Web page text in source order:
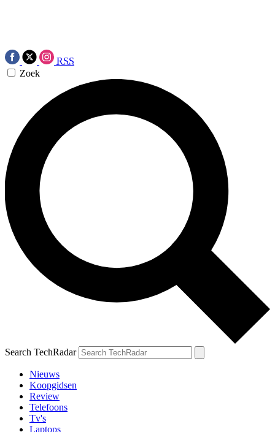
RSS
Zoek
Search TechRadar
Nieuws
Koopgidsen
Review
Telefoons
Tv's
Laptops